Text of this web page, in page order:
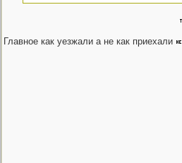
Главное как уезжали а не как приехали